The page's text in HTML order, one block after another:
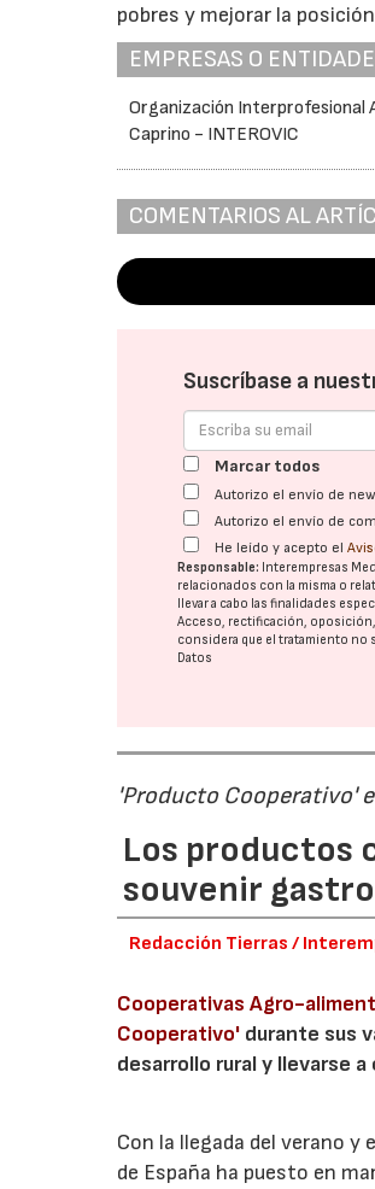
pobres y mejorar la
EMPRESAS O
Organización Interprofesional
Caprino - INTEROVIC
COMENTARIOS AL
Suscríbase a
Marcar todos
Autorizo el envío de
Autorizo el envío de
He leído y acepto el
Responsable: Interempresas
relacionados con la misma o
llevar a cabo las finalidades
Acceso, rectificación,
considera que el tratamiento no
Datos
'Producto Cooperativo'
Los productos
souvenir
Redacción Tierras /
Cooperativas Agro-
Cooperativo' durante sus
desarrollo rural y llevarse
Con la llegada del verano
de España ha puesto en